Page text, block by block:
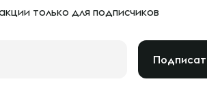
только для подписчиков